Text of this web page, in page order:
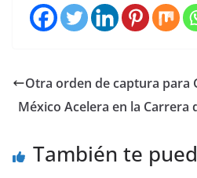
Otra orden de captura para
México Acelera en la Carrera
También te